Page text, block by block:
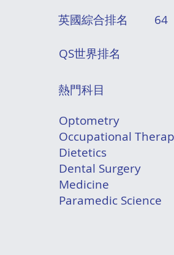
英國綜合排名 64
QS世界排名
熱門科目
Optometry
Occupational
Dietetics
Dental Surgery
Medicine
Paramedic Science